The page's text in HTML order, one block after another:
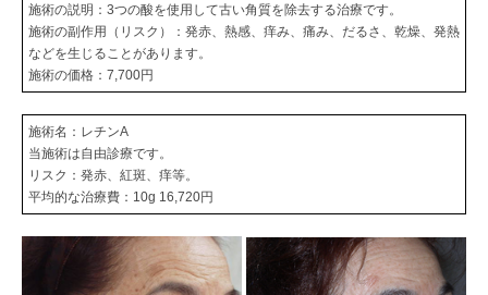
施術の説明：3つの酸を使用して古い角質を除去する治療です。
施術の副作用（リスク）：発赤、熱感、痒み、痛み、だるさ、乾燥、発熱
などを生じることがあります。
施術の価格：7,700円
施術名：レチンA
当施術は自由診療です。
リスク：発赤、紅斑、痒等。
平均的な治療費：10g 16,720円